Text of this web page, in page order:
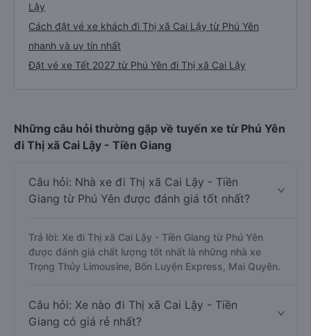
Lậy
Cách đặt vé xe khách đi Thị xã Cai Lậy từ Phú Yên
nhanh và uy tín nhất
Đặt vé xe Tết 2027 từ Phú Yên đi Thị xã Cai Lậy
Những câu hỏi thường gặp về tuyến xe từ Phú Yên
đi Thị xã Cai Lậy - Tiền Giang
Câu hỏi: Nhà xe đi Thị xã Cai Lậy - Tiền
Giang từ Phú Yên được đánh giá tốt nhất?
Trả lời: Xe đi Thị xã Cai Lậy - Tiền Giang từ Phú Yên
được đánh giá chất lượng tốt nhất là những nhà xe
Trọng Thủy Limousine, Bốn Luyện Express, Mai Quyên.
Câu hỏi: Xe nào đi Thị xã Cai Lậy - Tiền
Giang có giá rẻ nhất?